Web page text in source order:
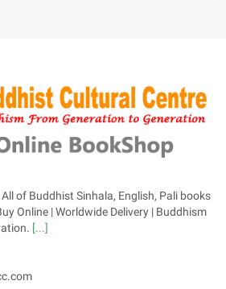
of Buddhist Sinhala, English, Pali books
Online | Worldwide Delivery | Buddhism
[...]